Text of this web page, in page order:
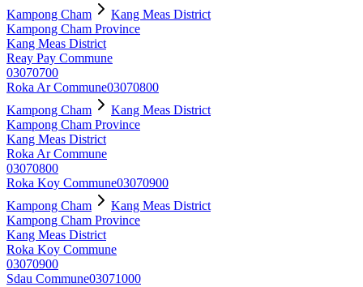
Kampong Cham
Kang Meas District
Kampong Cham Province
Kang Meas District
Reay Pay Commune
03070700
Roka Ar Commune03070800
Kampong Cham
Kang Meas District
Kampong Cham Province
Kang Meas District
Roka Ar Commune
03070800
Roka Koy Commune03070900
Kampong Cham
Kang Meas District
Kampong Cham Province
Kang Meas District
Roka Koy Commune
03070900
Sdau Commune03071000